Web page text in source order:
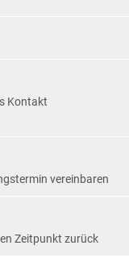
Kontakt
vereinbaren
Zeitpunkt zurück